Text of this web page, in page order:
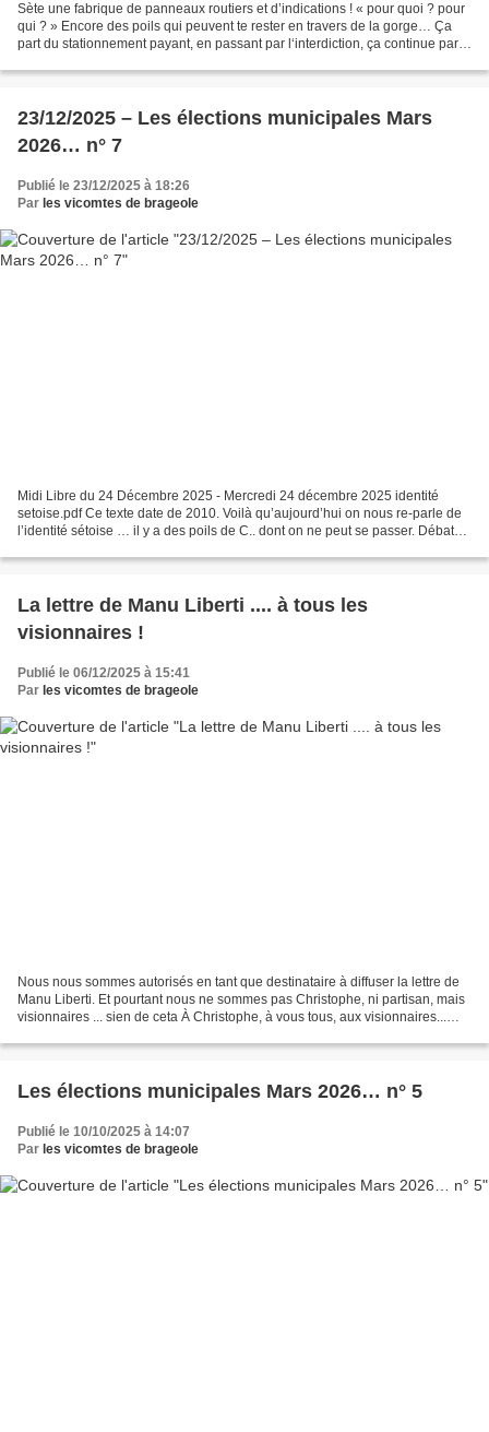
Sète une fabrique de panneaux routiers et d’indications ! « pour quoi ? pour
qui ? » Encore des poils qui peuvent te rester en travers de la gorge… Ça
part du stationnement payant, en passant par l‘interdiction, ça continue par
23/12/2025 – Les élections municipales Mars
2026… n° 7
Publié le 23/12/2025 à 18:26
Par les vicomtes de brageole
Midi Libre du 24 Décembre 2025 - Mercredi 24 décembre 2025 identité
setoise.pdf Ce texte date de 2010. Voilà qu’aujourd’hui on nous re-parle de
l’identité sétoise … il y a des poils de C.. dont on ne peut se passer. Débat
La lettre de Manu Liberti .... à tous les
visionnaires !
Publié le 06/12/2025 à 15:41
Par les vicomtes de brageole
Nous nous sommes autorisés en tant que destinataire à diffuser la lettre de
Manu Liberti. Et pourtant nous ne sommes pas Christophe, ni partisan, mais
visionnaires ... sien de ceta À Christophe, à vous tous, aux visionnaires...
Les élections municipales Mars 2026… n° 5
Publié le 10/10/2025 à 14:07
Par les vicomtes de brageole